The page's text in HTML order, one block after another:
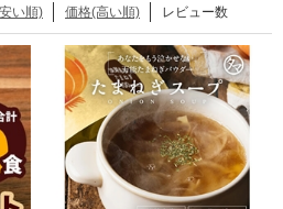
い順) 価格(高い順) レビュー数